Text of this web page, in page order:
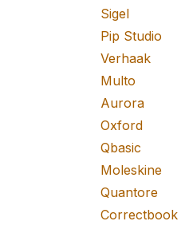
Sigel
Pip Studio
Verhaak
Multo
Aurora
Oxford
Qbasic
Moleskine
Quantore
Correctbook